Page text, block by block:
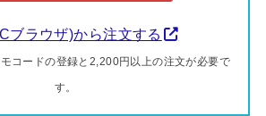
ブラウザ)から注文する
コードの登録と2,200円以上の注文が必要で
す。